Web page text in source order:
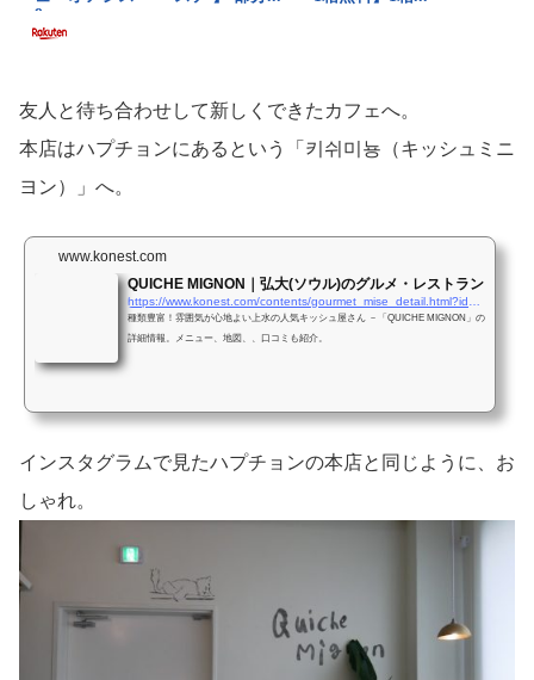
友人と待ち合わせして新しくできたカフェへ。
本店はハプチョンにあるという「키쉬미뇽（キッシュミニ
ヨン）」へ。
www.konest.com
QUICHE MIGNON｜弘大(ソウル)のグルメ・レストラン
https://www.konest.com/contents/gourmet_mise_detail.html?id=22405
種類豊富！雰囲気が心地よい上水の人気キッシュ屋さん －「QUICHE MIGNON」の
詳細情報。メニュー、地図、、口コミも紹介。
インスタグラムで見たハプチョンの本店と同じように、お
しゃれ。